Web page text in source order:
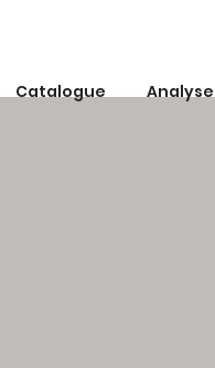
Catalogue Analyse